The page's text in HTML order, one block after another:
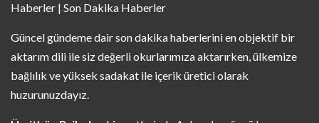
Haberler | Son Dakika Haberler
Güncel gündeme dair son dakika haberlerini en objektif bir
aktarım dili ile siz değerli okurlarımıza aktarırken, ülkemize
bağlılık ve yüksek sadakat ile içerik üretici olarak
huzurunuzdayız.